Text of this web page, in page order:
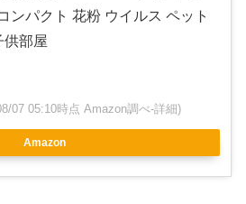
ンパクト 花粉 ウイルス ペット
供部屋
07 05:10時点 Amazon調べ-詳細)
Amazon